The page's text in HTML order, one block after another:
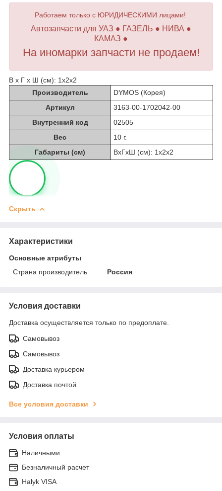
Работаем только с ЮРИДИЧЕСКИМИ лицами!
Автозапчасти для УАЗ ● ГАЗЕЛЬ ● НИВА ●
КАМАЗ ●
На иномарки запчасти не продаем!
В х Г х Ш (см): 1х2х2
Производитель
DYMOS (Корея)
Артикул
3163-00-1702042-00
Внутренний код
02505
Вес
10 г.
Габариты (см)
ВхГхШ (см): 1х2х2
Скрыть
Характеристики
Основные атрибуты
Страна производитель
Россия
Условия доставки
Доставка осуществляется только по предоплате.
Самовывоз
Самовывоз
Доставка курьером
Доставка почтой
Все условия доставки
Условия оплаты
Наличными
Безналичный расчет
Halyk VISA